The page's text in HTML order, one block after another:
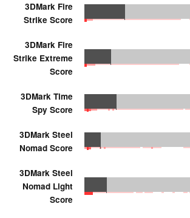
3DMark Fire
Strike Score
3DMark Fire
Strike Extreme
Score
3DMark Time
Spy Score
3DMark Steel
Nomad Score
3DMark Steel
Nomad Light
Score